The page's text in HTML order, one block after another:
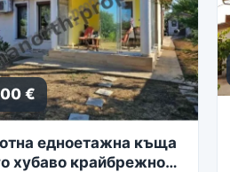
€
едноетажна къща
хубаво крайбрежно